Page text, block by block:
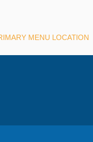
MENU LOCATION